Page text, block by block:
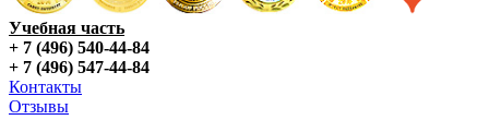
Учебная часть
+ 7 (496) 540-44-84
+ 7 (496) 547-44-84
Контакты
Отзывы